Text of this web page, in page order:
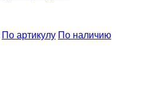
По артикулу По наличию